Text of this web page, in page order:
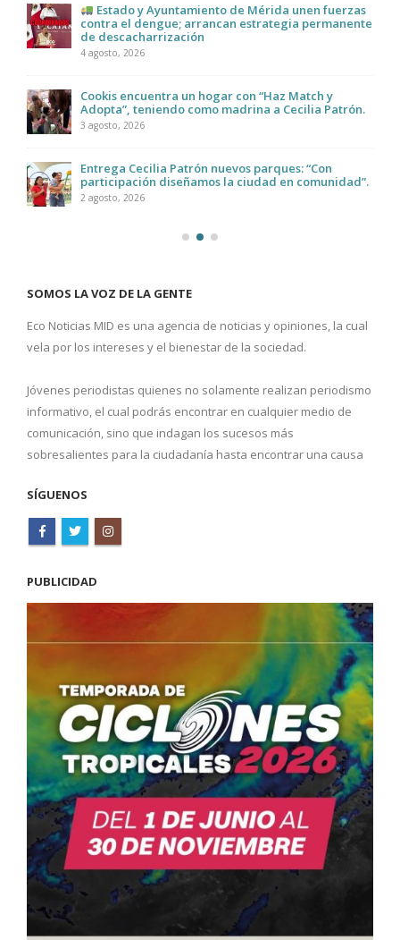
Estado y Ayuntamiento de Mérida unen fuerzas
contra el dengue; arrancan estrategia permanente
de descacharrización
4 agosto, 2026
Cookis encuentra un hogar con “Haz Match y
Adopta”, teniendo como madrina a Cecilia Patrón.
3 agosto, 2026
Entrega Cecilia Patrón nuevos parques: “Con
participación diseñamos la ciudad en comunidad”.
2 agosto, 2026
SOMOS LA VOZ DE LA GENTE
Eco Noticias MID es una agencia de noticias y opiniones, la cual
vela por los intereses y el bienestar de la sociedad.
Jóvenes periodistas quienes no solamente realizan periodismo
informativo, el cual podrás encontrar en cualquier medio de
comunicación, sino que indagan los sucesos más
sobresalientes para la ciudadanía hasta encontrar una causa
SÍGUENOS
PUBLICIDAD